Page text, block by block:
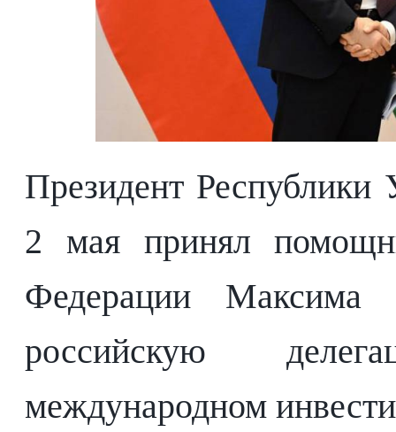
Президент Республики
2 мая принял
Федерации Максима
российскую
международном